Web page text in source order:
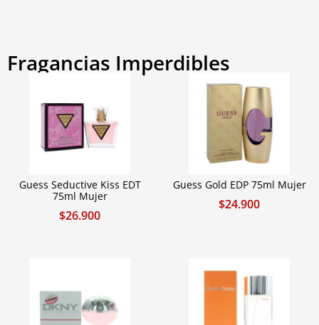
Fragancias Imperdibles
Guess Seductive Kiss EDT
75ml Mujer
$26.900
Guess Gold EDP 75ml Mujer
$24.900